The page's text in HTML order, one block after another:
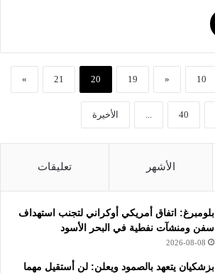
10
«
19
20
21
»
40
... الأخيرة
الأشهر تعليقات
بلومبرغ: اتفاق أمريكي أوكراني لتجنب استهداف
سفن ومنشآت نفطية في البحر الأسود
2026-08-08
بزشكيان يتعهد بالصمود ويعلن: لن أستقيل مهما